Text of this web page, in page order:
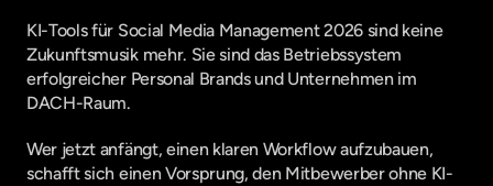
KI-Tools für Social Media Management 2026 sind keine
Zukunftsmusik mehr. Sie sind das Betriebssystem
erfolgreicher Personal Brands und Unternehmen im
DACH-Raum.
Wer jetzt anfängt, einen klaren Workflow aufzubauen,
schafft sich einen Vorsprung, den Mitbewerber ohne KI-